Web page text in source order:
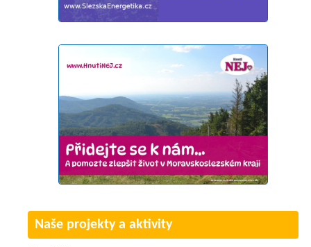
Naše projekty a aktivity